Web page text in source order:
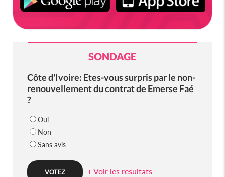
SONDAGE
Côte d'Ivoire: Etes-vous surpris par le non-
renouvellement du contrat de Emerse Faé
?
Oui
Non
Sans avis
+ Voir les resultats